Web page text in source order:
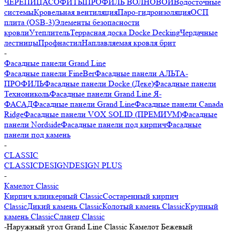
системыКровельная вентиляцияПаро-гидроизоляцияОСП
плита (OSB-3)Элементы безопасности
кровлиУтеплительТеррасная доска Docke DeckingЧердачные
лестницыПрофнастилНаплавляемая кровля брит
-
Фасадные панели Grand Line
Фасадные панели FineBerФасадные панели АЛЬТА-
ПРОФИЛЬФасадные панели Docke (Деке)Фасадные панели
ТехноникольФасадные панели Grand Line Я-
ФАСАДФасадные панели Grand LineФасадные панели Canada
RidgeФасадные панели VOX SOLID (ПРЕМИУМ)Фасадные
панели NordsideФасадные панели под кирпичФасадные
панели под камень
-
CLASSIC
CLASSICDESIGNDESIGN PLUS
-
Камелот Classic
Кирпич клинкерный ClassicСостаренный кирпич
ClassicДикий камень ClassicКолотый камень ClassicКрупный
камень ClassicСланец Classic
-Наружный угол Grand Line Classic Камелот Бежевый